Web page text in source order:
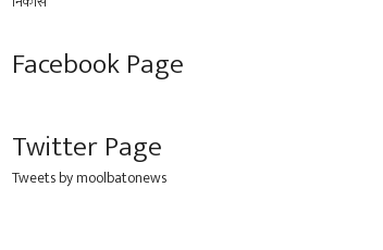
Facebook Page
Twitter Page
Tweets by moolbatonews